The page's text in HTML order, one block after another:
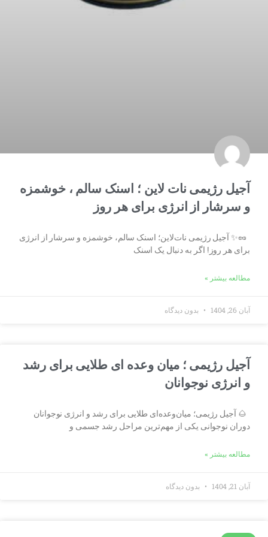
آجیل رژیمی نات لاین ؛ اسنک سالم ، خوشمزه
و سرشار از انرژی برای هر روز
🥜✨ آجیل رژیمی نات‌لاین؛ اسنک سالم، خوشمزه و سرشار از انرژی
برای هر روز! اگر به دنبال یک اسنک
مطالعه بیشتر »
آبان 26, 1404 بدون دیدگاه
آجیل رژیمی ؛ میان وعده ای طلایی برای رشد
و انرژی نوجوانان
🌰 آجیل رژیمی؛ میان‌وعده‌ای طلایی برای رشد و انرژی نوجوانان
دوران نوجوانی یکی از مهم‌ترین مراحل رشد جسمی و
مطالعه بیشتر »
آبان 21, 1404 بدون دیدگاه